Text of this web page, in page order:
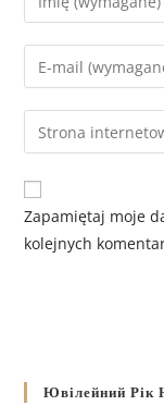
Zapamiętaj moje
kolejnych
Ювілейний Рік